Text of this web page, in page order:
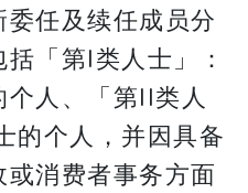
任及续任成员分
「第I类人士」：
人、「第II类人
的个人，并因具备
消费者事务方面